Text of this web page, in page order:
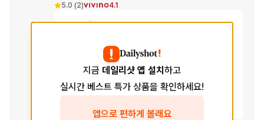
5.0 (2) 4.1
Tasting Notes
Taste 미네랄리티, 사과, 바닐라
Finish 스타프루트, 버터
지금 데일리샷 앱 설치 하고
실시간 베스트 특가 상품을 확인하세요!
앱으로 편하게 볼래요